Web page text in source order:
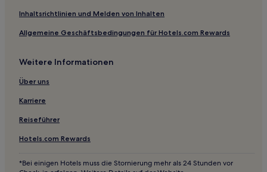
Villen in Saunders Beach
Ferienwohnungen in Saunders Beach
Villen in Nassau
Hotel-Resorts in Nassau
Ferienwohnungen in Nassau
Strand in Downtown Nassau
Hotels mit Pool in Downtown Nassau
Hotels mit inbegriffenem Frühstück nahe Love Beach
Inhaltsrichtlinien und Melden von Inhalten
Allgemeine Geschäftsbedingungen für Hotels.com Rewards
Weitere Informationen
Über uns
Karriere
Reiseführer
Hotels.com Rewards
*Bei einigen Hotels muss die Stornierung mehr als 24 Stunden vor